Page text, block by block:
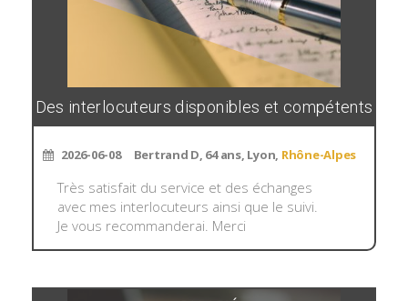
Des interlocuteurs disponibles et compétents
2026-06-08 Bertrand D, 64 ans, Lyon, Rhône-Alpes
Très satisfait du service et des échanges
avec mes interlocuteurs ainsi que le suivi.
Je vous recommanderai. Merci